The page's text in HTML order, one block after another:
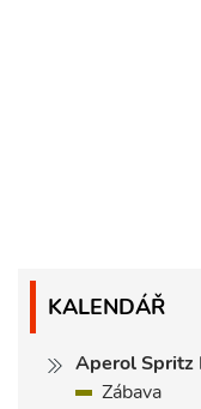
KALENDÁŘ
Aperol Spritz
Zábava